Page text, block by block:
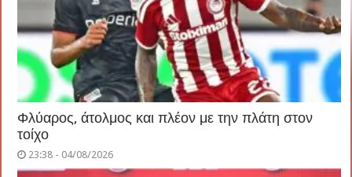
Φλύαρος, άτολμος και πλέον με την πλάτη στον
τοίχο
23:38 - 04/08/2026